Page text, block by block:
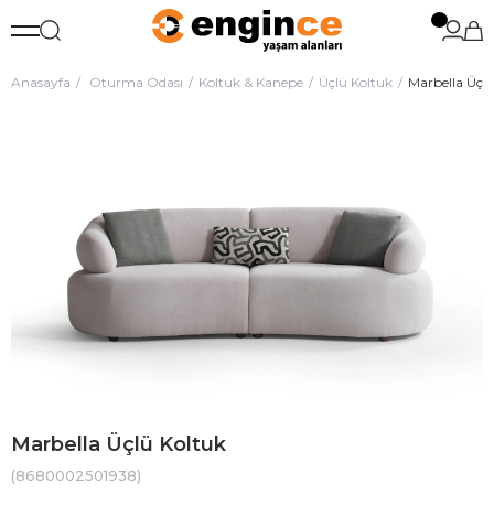
Anasayfa Oturma Odası Koltuk & Kanepe Üçlü Koltuk Marbella
Marbella Üçlü Koltuk
(8680002501938)